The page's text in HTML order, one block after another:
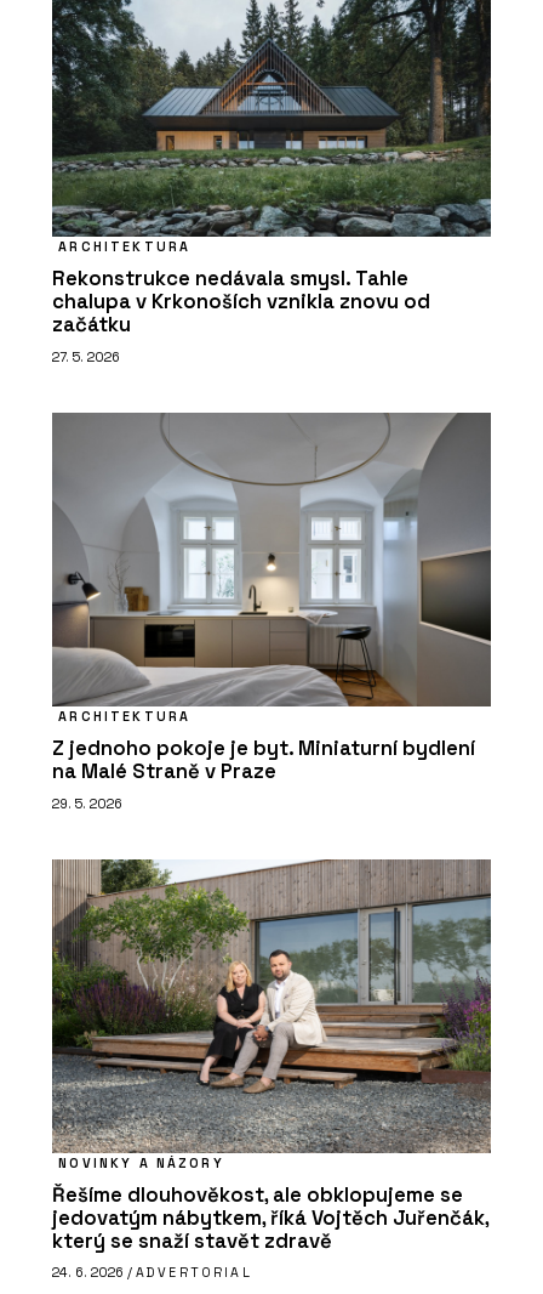
ARCHITEKTURA
Rekonstrukce nedávala smysl. Tahle
chalupa v Krkonoších vznikla znovu od
začátku
27. 5. 2026
ARCHITEKTURA
Z jednoho pokoje je byt. Miniaturní bydlení
na Malé Straně v Praze
29. 5. 2026
NOVINKY A NÁZORY
Řešíme dlouhověkost, ale obklopujeme se
jedovatým nábytkem, říká Vojtěch Juřenčák,
který se snaží stavět zdravě
24. 6. 2026 / ADVERTORIAL